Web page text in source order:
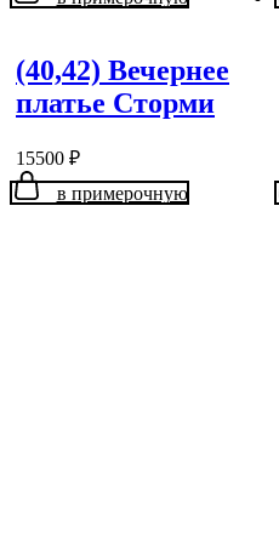
(40,42) Вечернее
платье Сторми
15500 ₽
в примерочную